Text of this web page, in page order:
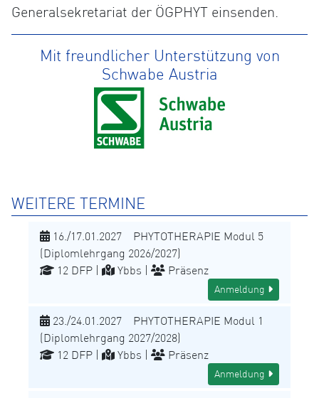
Generalsekretariat der ÖGPHYT einsenden.
Mit freundlicher Unterstützung von
Schwabe Austria
WEITERE TERMINE
16./17.01.2027 PHYTOTHERAPIE Modul 5
(Diplomlehrgang 2026/2027)
12 DFP |
Ybbs | Präsenz
Anmeldung
23./24.01.2027 PHYTOTHERAPIE Modul 1
(Diplomlehrgang 2027/2028)
12 DFP |
Ybbs | Präsenz
Anmeldung